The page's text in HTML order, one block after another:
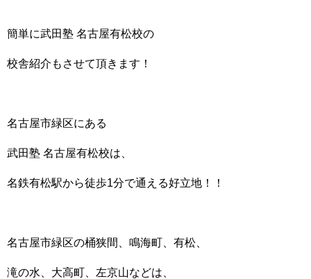
簡単に武田塾 名古屋有松校の
校舎紹介もさせて頂きます！
名古屋市緑区にある
武田塾 名古屋有松校は、
名鉄有松駅から徒歩1分で通える好立地！！
名古屋市緑区の桶狭間、鳴海町、有松、
滝の水、大高町、左京山などは、